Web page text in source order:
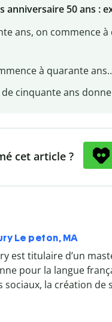
anniversaire 50 ans :
ans, on commence
à quarante
cinquante ans
cet article ?
Le peton, MA
est titulaire d’un
pour la langue
sociaux, la création